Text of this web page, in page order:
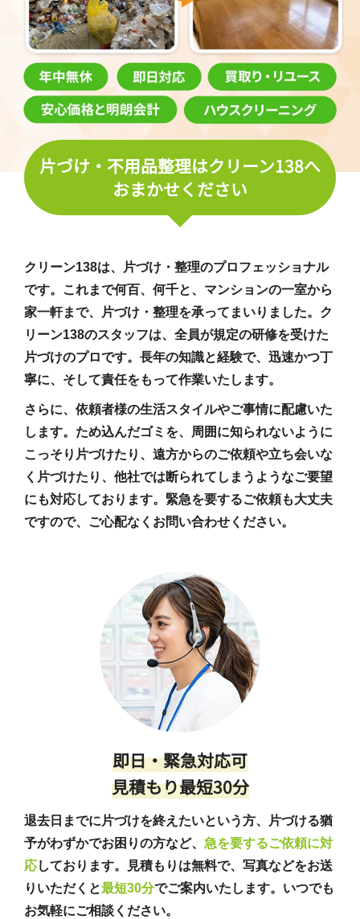
片づけ・不用品整理はクリーン138へ
おまかせください
クリーン138は、片づけ・整理のプロフェッショナル
です。これまで何百、何千と、マンションの一室から
家一軒まで、片づけ・整理を承ってまいりました。ク
リーン138のスタッフは、全員が規定の研修を受けた
片づけのプロです。長年の知識と経験で、迅速かつ丁
寧に、そして責任をもって作業いたします。
さらに、依頼者様の生活スタイルやご事情に配慮いた
します。ため込んだゴミを、周囲に知られないように
こっそり片づけたり、遠方からのご依頼や立ち会いな
く片づけたり、他社では断られてしまうようなご要望
にも対応しております。緊急を要するご依頼も大丈夫
ですので、ご心配なくお問い合わせください。
即日・緊急対応可
見積もり最短30分
退去日までに片づけを終えたいという方、片づける猶
予がわずかでお困りの方など、 急を要するご依頼に対
応しております。見積もりは無料で、写真などをお送
りいただくと最短30分でご案内いたします。いつでも
お気軽にご相談ください。